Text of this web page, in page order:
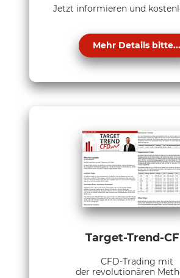
Jetzt informieren und
Mehr Details bitte...
Target-Trend-
CFD-Trading mit
der revolutionären